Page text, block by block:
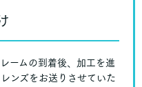
ームの到着後、加工を進
ンズをお送りさせていた